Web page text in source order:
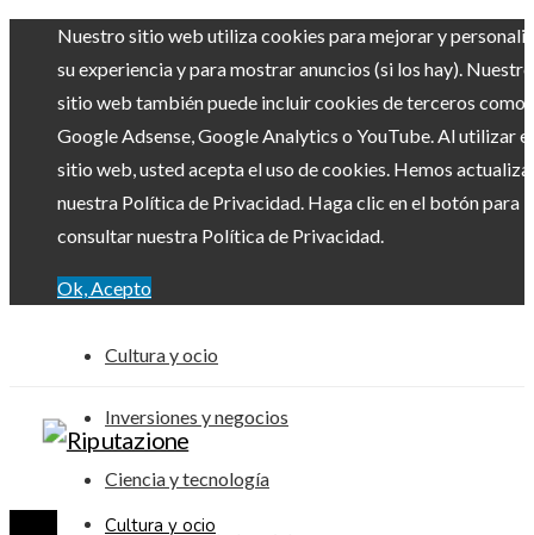
Nuestro sitio web utiliza cookies para mejorar y
su experiencia y para mostrar anuncios (si los hay). Nuestro
sitio web también puede incluir cookies de terceros como
Google Adsense, Google Analytics o YouTube. Al utilizar el
sitio web, usted acepta el uso de cookies. Hemos
nuestra Política de Privacidad. Haga clic en el botón para
consultar nuestra Política de Privacidad.
Ok, Acepto
Cultura y ocio
Inversiones y negocios
Ciencia y tecnología
Cultura y ocio